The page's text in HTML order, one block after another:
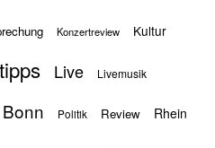
Konzertreview Kultur
Live Livemusik
Politik Review Rhein